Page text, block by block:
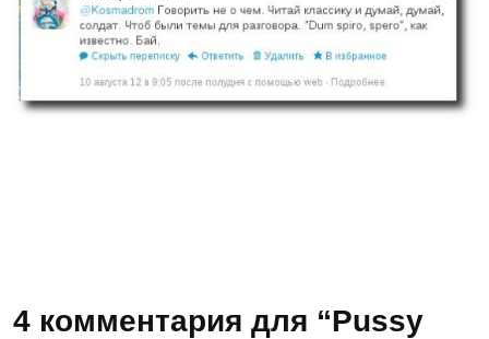
4 комментария для “Pussy